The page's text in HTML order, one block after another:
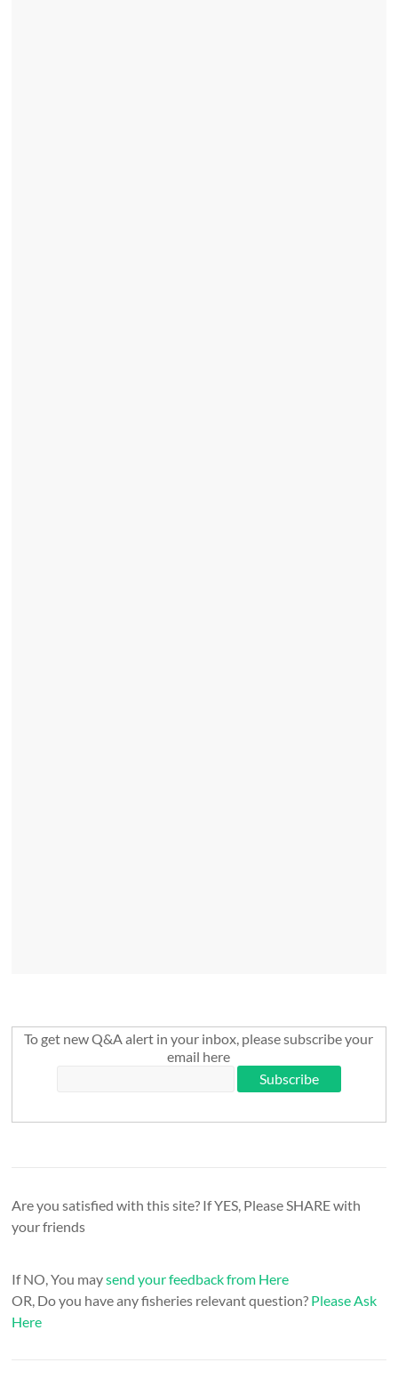
To get new Q&A alert in your inbox, please subscribe your
email here
Are you satisfied with this site? If YES, Please SHARE with
your friends
If NO, You maysend your feedback from Here
OR, Do you have any fisheries relevant question? Please Ask
Here